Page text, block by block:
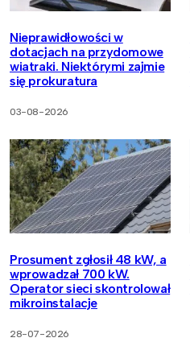
Nieprawidłowości w
dotacjach na przydomowe
wiatraki. Niektórymi zajmie
się prokuratura
03-08-2026
Prosument zgłosił 48 kW, a
wprowadzał 700 kW.
Operator sieci skontrolował
mikroinstalacje
28-07-2026